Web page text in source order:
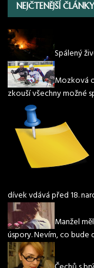
NEJČTENĚJŠÍ ČLÁNKY
Spálený
Mozková
zkouší všechny možné
dívek vdává před 18.
Manžel
úspory. Nevím, co bude